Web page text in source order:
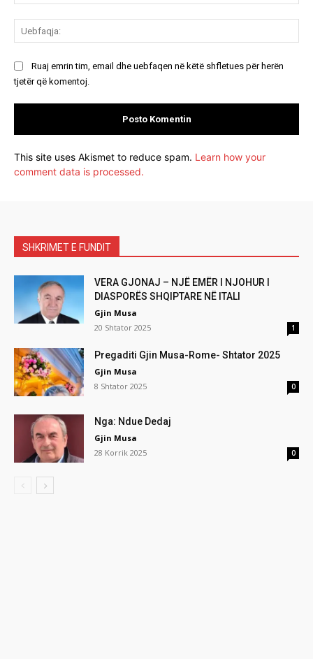
Ruaj emrin tim, email dhe uebfaqen në këtë shfletues për herën
tjetër që komentoj.
This site uses Akismet to reduce spam. Learn how your
comment data is processed.
SHKRIMET E FUNDIT
VERA GJONAJ – NJË EMËR I NJOHUR I
DIASPORËS SHQIPTARE NË ITALI
Gjin Musa
20 Shtator 2025
1
Pregaditi Gjin Musa-Rome- Shtator 2025
Gjin Musa
8 Shtator 2025
0
Nga: Ndue Dedaj
Gjin Musa
28 Korrik 2025
0